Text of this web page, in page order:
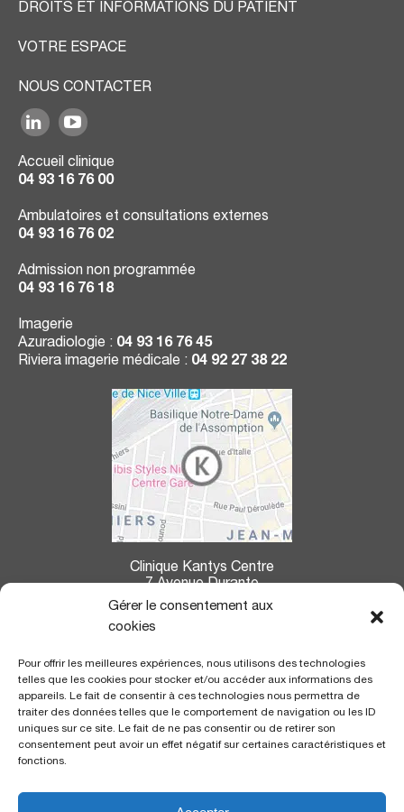
Gérer le consentement aux
cookies
Pour offrir les meilleures expériences, nous utilisons des technologies
telles que les cookies pour stocker et/ou accéder aux informations des
appareils. Le fait de consentir à ces technologies nous permettra de
traiter des données telles que le comportement de navigation ou les ID
uniques sur ce site. Le fait de ne pas consentir ou de retirer son
consentement peut avoir un effet négatif sur certaines caractéristiques et
fonctions.
DROITS ET INFORMATIONS DU PATIENT
VOTRE ESPACE
NOUS CONTACTER
Accueil clinique
04 93 16 76 00
Ambulatoires et consultations externes
04 93 16 76 02
Admission non programmée
04 93 16 76 18
Imagerie
Azuradiologie : 04 93 16 76 45
Riviera imagerie médicale : 04 92 27 38 22
Clinique Kantys Centre
7 Avenue Durante
06004 Nice
La clinique Kantys Centre se situe à :
7,2 kms de l’aéroportde Nice Côte d’Azur
350 m de la gareSNCF «Thiers»
700 m de la ligne du Tramway, arrêt «gare Thiers»
CERTIFICATION